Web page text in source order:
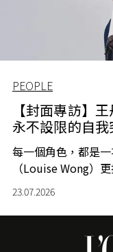
PEOPLE
【封面專訪】
永不設限的自我
每一個角色，都是
（Louise Wong）
23.07.2026